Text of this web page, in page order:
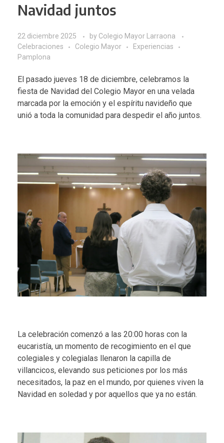
Navidad juntos
22 diciembre 2025 by Colegio Mayor Larraona
Celebraciones
Colegio Mayor
Experiencias
Pamplona
El pasado jueves 18 de diciembre, celebramos la
fiesta de Navidad del Colegio Mayor en una velada
marcada por la emoción y el espíritu navideño que
unió a toda la comunidad para despedir el año juntos.
La celebración comenzó a las 20:00 horas con la
eucaristía, un momento de recogimiento en el que
colegiales y colegialas llenaron la capilla de
villancicos, elevando sus peticiones por los más
necesitados, la paz en el mundo, por quienes viven la
Navidad en soledad y por aquellos que ya no están.